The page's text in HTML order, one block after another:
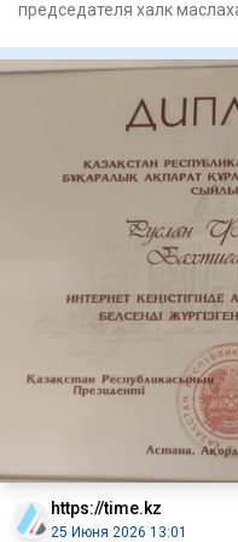
председателя халк
https://time.kz
25 Июня 2026 13:01